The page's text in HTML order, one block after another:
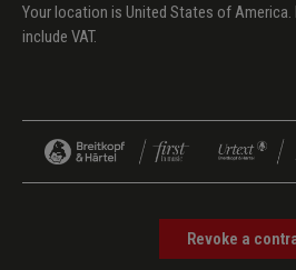
Your location is United States of America.
include VAT.
Revoke a